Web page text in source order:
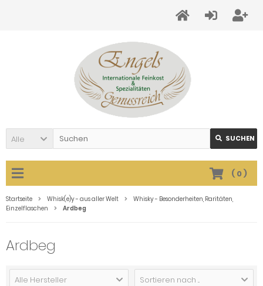
Alle SUCHEN
( 0)
Startseite Whisk(e)y - aus aller Welt
Whisky - Besonderheiten, Raritäten,
Einzelflaschen
Ardbeg
Ardbeg
Alle Hersteller Sortieren nach ...